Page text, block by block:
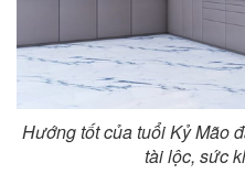
Hướng tốt của tuổi Kỷ Mão
tài lộc, sức